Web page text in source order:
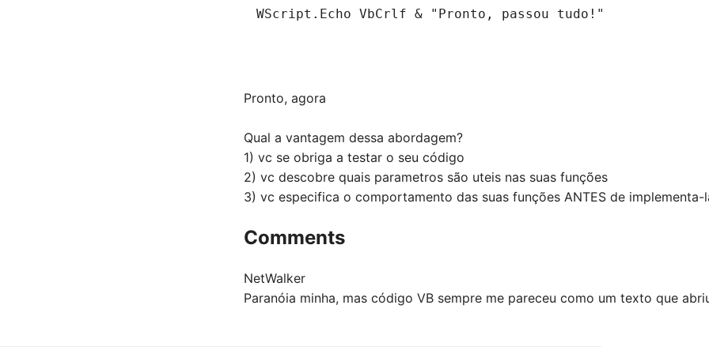
WScript.Echo VbCrlf & "Pronto, passou tudo!"
Pronto, agora
Qual a vantagem dessa abordagem?
1) vc se obriga a testar o seu código
2) vc descobre quais parametros são uteis nas suas funções
3) vc especifica o comportamento das suas funções ANTES de implementa-
Comments
NetWalker
Paranóia minha, mas código VB sempre me pareceu como um texto que